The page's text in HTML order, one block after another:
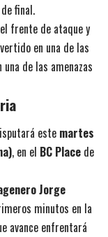
final.
frente de ataque y
en una de las
de las amenazas
este martes
, en el BC Place de
Jorge
minutos en la
avance enfrentará